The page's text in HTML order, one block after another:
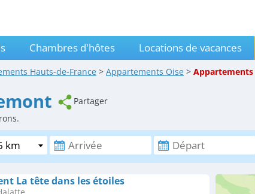
Chambres d'hôtes Locations de vacances
Hauts-de-France > Appartements Oise > Appartements
Partager
La tête dans les étoiles